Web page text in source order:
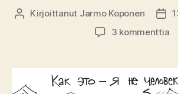
Kirjoittaja
Kirjoittanut Jarmo Koponen
3 kommenttia